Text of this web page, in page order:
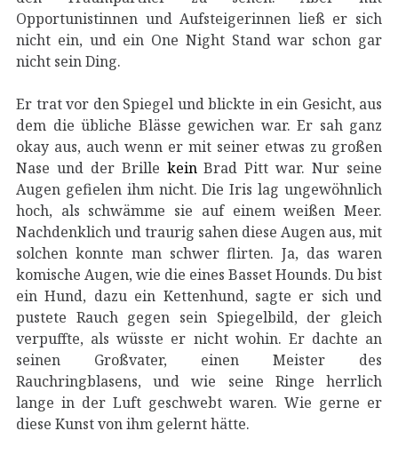
Opportunistinnen und Aufsteigerinnen ließ er sich
nicht ein, und ein One Night Stand war schon gar
nicht sein Ding.
Er trat vor den Spiegel und blickte in ein Gesicht, aus
dem die übliche Blässe gewichen war. Er sah ganz
okay aus, auch wenn er mit seiner etwas zu großen
Nase und der Brille keinBrad Pitt war. Nur seine
Augen gefielen ihm nicht. Die Iris lag ungewöhnlich
hoch, als schwämme sie auf einem weißen Meer.
Nachdenklich und traurig sahen diese Augen aus, mit
solchen konnte man schwer flirten. Ja, das waren
komische Augen, wie die eines Basset Hounds. Du bist
ein Hund, dazu ein Kettenhund, sagte er sich und
pustete Rauch gegen sein Spiegelbild, der gleich
verpuffte, als wüsste er nicht wohin. Er dachte an
seinen Großvater, einen Meister des
Rauchringblasens, und wie seine Ringe herrlich
lange in der Luft geschwebt waren. Wie gerne er
diese Kunst von ihm gelernt hätte.